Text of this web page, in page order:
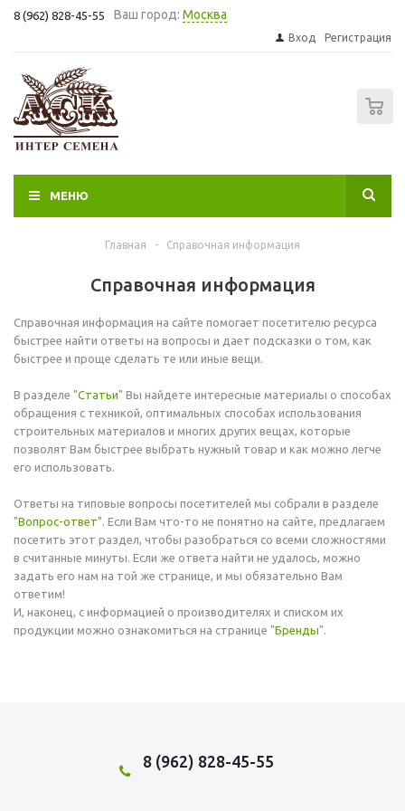
8 (962) 828-45-55 Ваш город: Москва
Вход Регистрация
МЕНЮ
Главная - Справочная информация
Справочная информация
Справочная информация на сайте помогает посетителю ресурса
быстрее найти ответы на вопросы и дает подсказки о том, как
быстрее и проще сделать те или иные вещи.
В разделе "Статьи" Вы найдете интересные материалы о способах
обращения с техникой, оптимальных способах использования
строительных материалов и многих других вещах, которые
позволят Вам быстрее выбрать нужный товар и как можно легче
его использовать.
Ответы на типовые вопросы посетителей мы собрали в разделе
"Вопрос-ответ". Если Вам что-то не понятно на сайте, предлагаем
посетить этот раздел, чтобы разобраться со всеми сложностями
в считанные минуты. Если же ответа найти не удалось, можно
задать его нам на той же странице, и мы обязательно Вам
ответим!
И, наконец, с информацией о производителях и списком их
продукции можно ознакомиться на странице "Бренды".
8 (962) 828-45-55